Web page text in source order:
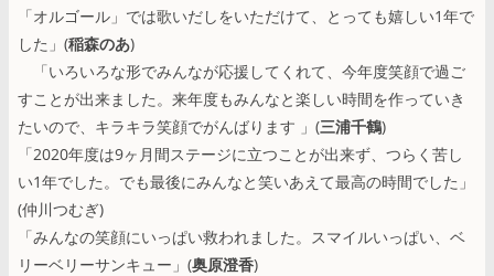
「オルゴール」では歌いだしをいただけて、とっても嬉しい1年で
した」(稲森のあ)
「いろいろな形でみんなが応援してくれて、今年度笑顔で過ご
すことが出来ました。来年度もみんなと楽しい時間を作っていき
たいので、キラキラ笑顔でがんばります 」(三浦千鶴)
「2020年度は9ヶ月間ステージに立つことが出来ず、つらく苦し
い1年でした。でも最後にみんなと笑いあえて最高の時間でした」
(仲川つむぎ)
「みんなの笑顔にいっぱい救われました。スマイルいっぱい、ベ
リーベリーサンキュー」(奥原澄香)